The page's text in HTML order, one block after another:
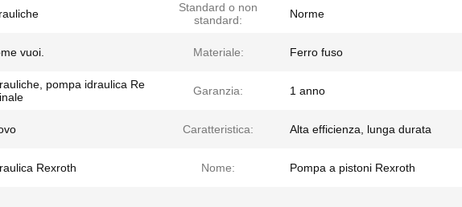
Standard o non
standard:
Norme
vuoi. Materiale: Ferro fuso
pompa idraulica Re
Garanzia: 1 anno
Caratteristica: Alta efficienza, lunga durata
Rexroth Nome: Pompa a pistoni Rexroth